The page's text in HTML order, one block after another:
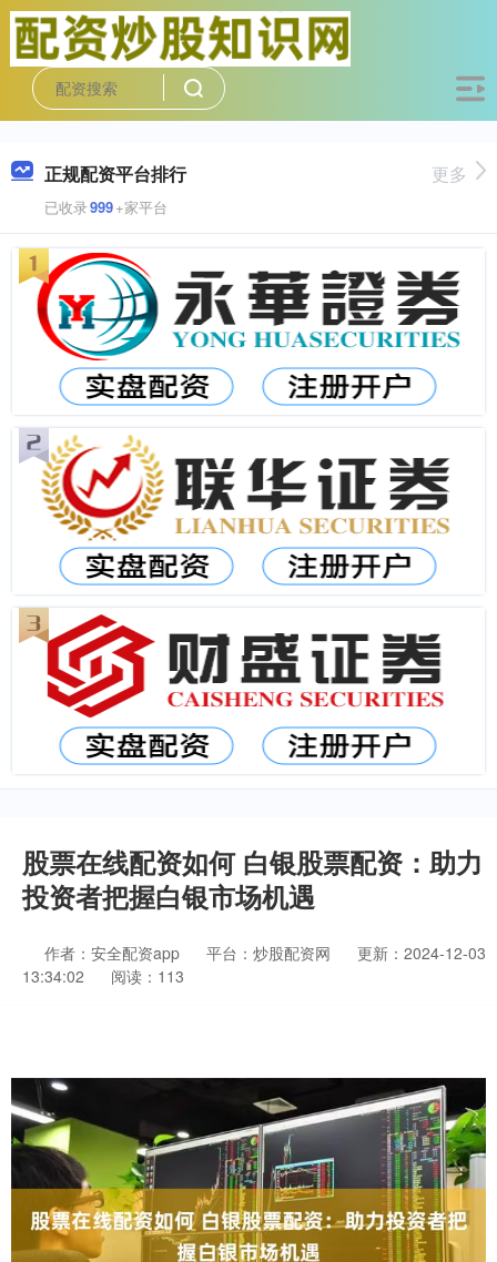
正规配资平台排行
已收录999+家平台
更多
股票在线配资如何 白银股票配资：助力
投资者把握白银市场机遇
作者：安全配资app 平台：炒股配资网
更新：2024-12-03
13:34:02
阅读：113